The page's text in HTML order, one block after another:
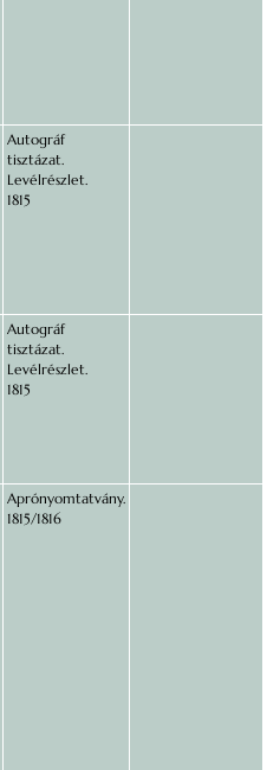
Autográf
tisztázat.
Levélrészlet.
1815
Autográf
tisztázat.
Levélrészlet.
1815
Aprónyomtatvány.
1815/1816